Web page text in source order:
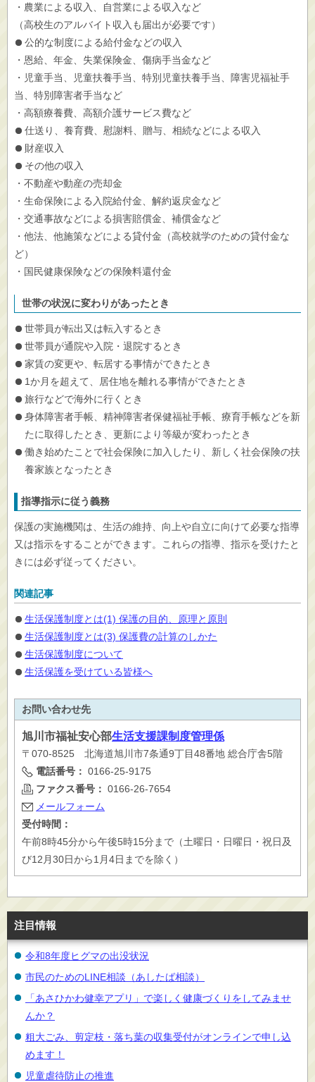
・農業による収入、自営業による収入など
（高校生のアルバイト収入も届出が必要です）
公的な制度による給付金などの収入
・恩給、年金、失業保険金、傷病手当金など
・児童手当、児童扶養手当、特別児童扶養手当、障害児福祉手
当、特別障害者手当など
・高額療養費、高額介護サービス費など
仕送り、養育費、慰謝料、贈与、相続などによる収入
財産収入
その他の収入
・不動産や動産の売却金
・生命保険による入院給付金、解約返戻金など
・交通事故などによる損害賠償金、補償金など
・他法、他施策などによる貸付金（高校就学のための貸付金な
ど）
・国民健康保険などの保険料還付金
世帯の状況に変わりがあったとき
世帯員が転出又は転入するとき
世帯員が通院や入院・退院するとき
家賃の変更や、転居する事情ができたとき
1か月を超えて、居住地を離れる事情ができたとき
旅行などで海外に行くとき
身体障害者手帳、精神障害者保健福祉手帳、療育手帳などを新
たに取得したとき、更新により等級が変わったとき
働き始めたことで社会保険に加入したり、新しく社会保険の扶
養家族となったとき
指導指示に従う義務
保護の実施機関は、生活の維持、向上や自立に向けて必要な指導
又は指示をすることができます。これらの指導、指示を受けたと
きには必ず従ってください。
関連記事
生活保護制度とは(1) 保護の目的、原理と原則
生活保護制度とは(3) 保護費の計算のしかた
生活保護制度について
生活保護を受けている皆様へ
お問い合わせ先
旭川市福祉安心部生活支援課制度管理係
〒070-8525 北海道旭川市7条通9丁目48番地 総合庁舎5階
電話番号： 0166-25-9175
ファクス番号： 0166-26-7654
メールフォーム
受付時間：
午前8時45分から午後5時15分まで（土曜日・日曜日・祝日及
び12月30日から1月4日までを除く）
注目情報
令和8年度ヒグマの出没状況
市民のためのLINE相談（あしたば相談）
「あさひかわ健幸アプリ」で楽しく健康づくりをしてみませ
んか？
粗大ごみ、剪定枝・落ち葉の収集受付がオンラインで申し込
めます！
児童虐待防止の推進